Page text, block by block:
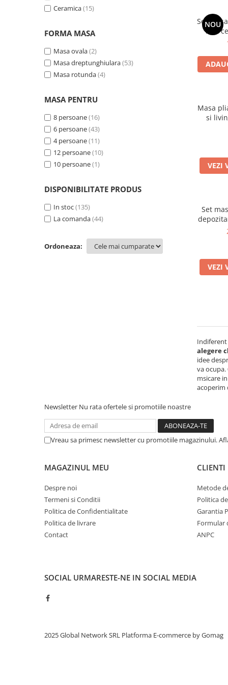
Top saltele 10 cm
Saltele ieftine
Saltele cu plasa de arcuri
Scaune manager
Mese bucatarie
Scaune pentru bucatarie
Mobila bucatarie
Seturi mese si scaune bucatarie
Suporturi si rafturi pantofi
Portmantouri
Seturi mobilier hol
Suport pentru umerase
Mobilier gradinita
Mese gradinita
Ceramica(15)
FORMA MASA
Masa ovala(2)
Masa dreptunghiulara(53)
Masa rotunda(4)
MASA PENTRU
8 persoane(16)
6 persoane(43)
4 persoane(11)
12 persoane(10)
10 persoane(1)
DISPONIBILITATE PRODUS
In stoc(135)
La comanda(44)
Ordoneaza:
NOU
Set
blat
Masa
si
colturi
VEZI
Set
cu
VEZI
Indiferent
alegere
idee
va
msicare
acoperim
Newsletter Nu rata ofertele si promotiile noastre
Vreau sa primesc newsletter cu promotiile magazinului.
MAGAZINUL MEU
Despre noi
Termeni si Conditii
Politica de Confidentialitate
Politica de livrare
Contact
CLIENTI
Metode
Politica
Garantia
Formular
ANPC
SOCIAL URMARESTE-NE IN SOCIAL MEDIA
2025 Global Network SRL Platforma E-commerce by Gomag